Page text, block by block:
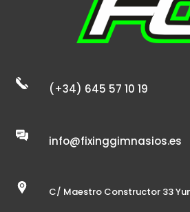
(+34) 645 57 10 19
info@fixinggimnasios.es
C/ Maestro Constructor 33